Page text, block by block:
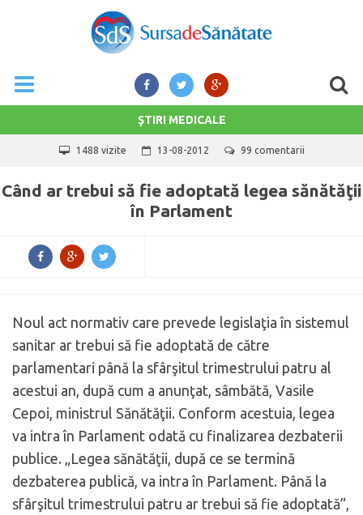
ŞTIRI MEDICALE
1488 vizite 13-08-2012 99 comentarii
Când ar trebui să fie adoptată legea sănătăţii
în Parlament
Noul act normativ care prevede legislaţia în sistemul
sanitar ar trebui să fie adoptată de către
parlamentari până la sfârşitul trimestrului patru al
acestui an, după cum a anunţat, sâmbătă, Vasile
Cepoi, ministrul Sănătăţii. Conform acestuia, legea
va intra în Parlament odată cu finalizarea dezbaterii
publice. „Legea sănătăţii, după ce se termină
dezbaterea publică, va intra în Parlament. Până la
sfârşitul trimestrului patru ar trebui să fie adoptată”,